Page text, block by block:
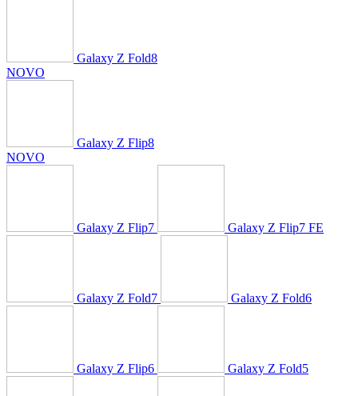
Galaxy Z Fold8
NOVO
Galaxy Z Flip8
NOVO
Galaxy Z Flip7 Galaxy Z Flip7 FE
Galaxy Z Fold7 Galaxy Z Fold6
Galaxy Z Flip6 Galaxy Z Fold5